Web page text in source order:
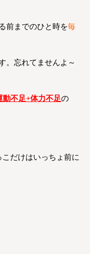
前までのひと時を毎
。忘れてませんよ～
動不足+体力不足の
だけはいっちょ前に